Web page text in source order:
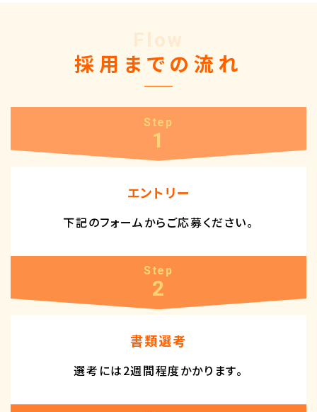
Flow
採用までの流れ
Step
1
エントリー
下記のフォームからご応募ください。
Step
2
書類選考
選考には2週間程度かかります。